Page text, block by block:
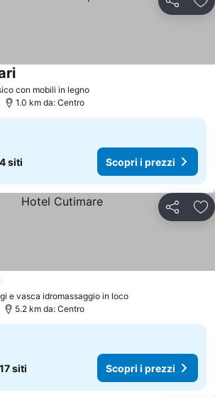
Condividi
con mobili in legnoScopri i prezzi
Scopri i prezzi
1.0 km da: Centro
4 siti Scopri i prezzi
Condividi
e vasca idromassaggio in locoScopri i prezzi
5.2 km da: Centro
17 siti Scopri i prezzi